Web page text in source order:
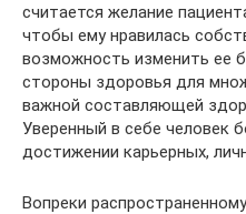
считается желание
чтобы ему нравилась
возможность изменить ее
стороны здоровья для
важной составляющей
Уверенный в себе человек
достижении карьерных,
Вопреки